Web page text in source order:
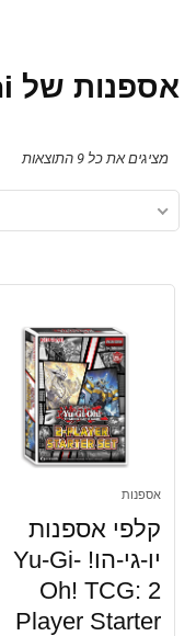
אספנות של Konami בהנחה
מציגים את כל ⁦9⁩ התוצאות
אספנות
קלפי אספנות
יו-גי-הו! Yu-Gi-
Oh! TCG: 2
Player Starter